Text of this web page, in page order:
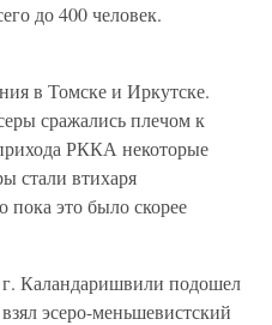
до 400 человек.
в Томске и Иркутске.
сражались плечом к
РККА некоторые
стали втихаря
пока это было скорее
Каландаришвили подошел
эсеро-меньшевистский